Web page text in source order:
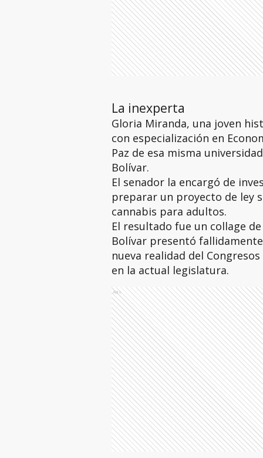
La inexperta
Gloria Miranda, una joven
con especialización en
Paz de esa misma
Bolívar.
El senador la encargó de
preparar un proyecto de ley
cannabis para adultos.
El resultado fue un collage
Bolívar presentó
nueva realidad del
en la actual legislatura.
Ads